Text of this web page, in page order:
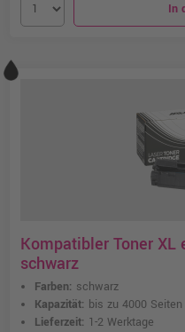
In
Kompatibler Toner XL
schwarz
Farben: schwarz
Kapazität: bis zu 4000 Seiten
Lieferzeit: 1-2 Werktage